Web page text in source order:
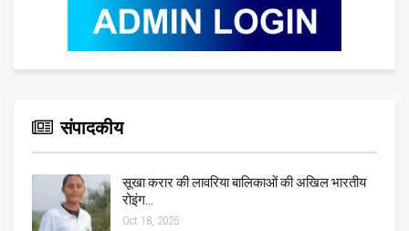
संपादकीय
सूखा करार की लावरिया बालिकाओं की अखिल भारतीय
रोइंग…
Oct 18, 2025